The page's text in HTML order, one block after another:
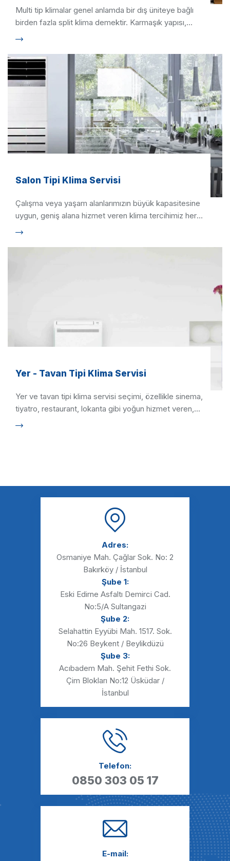
Multi tip klimalar genel anlamda bir dış üniteye bağlı
birden fazla split klima demektir. Karmaşık yapısı,
Salon Tipi Klima Servisi
Çalışma veya yaşam alanlarımızın büyük kapasitesine
uygun, geniş alana hizmet veren klima tercihimiz her
Yer - Tavan Tipi Klima Servisi
Yer ve tavan tipi klima servisi seçimi, özellikle sinema,
tiyatro, restaurant, lokanta gibi yoğun hizmet veren,
Adres:
Osmaniye Mah. Çağlar Sok. No: 2
Bakırköy / İstanbul
Şube 1:
Eski Edirne Asfaltı Demirci Cad.
No:5/A Sultangazi
Şube 2:
Selahattin Eyyübi Mah. 1517. Sok.
No:26 Beykent / Beylikdüzü
Şube 3:
Acıbadem Mah. Şehit Fethi Sok.
Çim Blokları No:12 Üsküdar /
İstanbul
Telefon:
0850 303 05 17
E-mail: